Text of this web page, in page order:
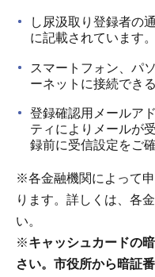
し尿汲取り登録者の
に記載されています
スマートフォン、パ
ーネットに接続でき
登録確認用メールア
ティによりメールが
録前に受信設定をご
※各金融機関によって
ります。詳しくは、各
い。
※キャッシュカードの
さい。市役所から暗証